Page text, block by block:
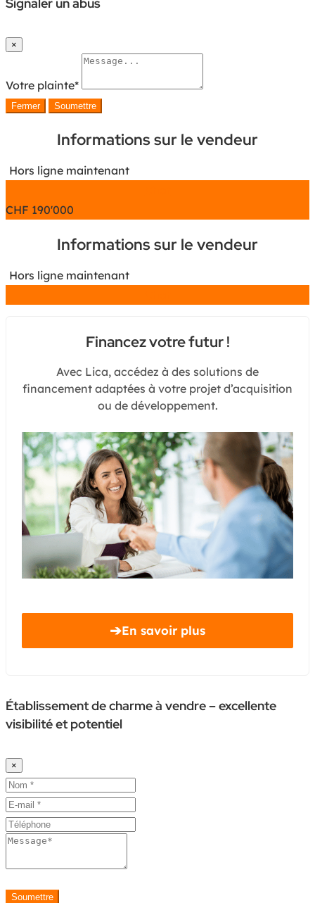
×
Votre plainte*
Fermer Soumettre
Informations sur le vendeur
Hors ligne maintenant
CHF 190'000
Informations sur le vendeur
Hors ligne maintenant
Financez votre futur !
Avec Lica, accédez à des solutions de
financement adaptées à votre projet d’acquisition
ou de développement.
➔En savoir plus
Établissement de charme à vendre – excellente
visibilité et potentiel
×
Soumettre